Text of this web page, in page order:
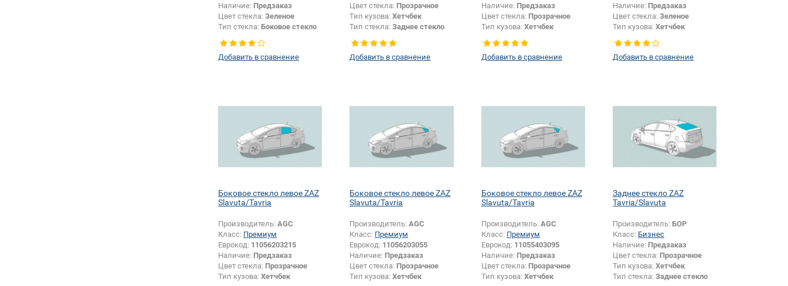
Наличие: Предзаказ
Цвет стекла: Зеленое
Тип стекла: Боковое стекло
Добавить в сравнение
Цвет стекла: Прозрачное
Тип кузова:Хетчбек
Тип стекла:Заднее стекло
Добавить в сравнение
Наличие: Предзаказ
Цвет стекла: Прозрачное
Тип кузова: Хетчбек
левое
Добавить в сравнение
Наличие: Предзаказ
Цвет стекла:Зеленое
Тип кузова:Хетчбек
левое
Добавить в сравнение
Боковое стекло левое ZAZ
Slavuta/Tavria
Производитель: AGC
Класс: Премиум
Еврокод: 11056203215
Наличие: Предзаказ
Цвет стекла: Прозрачное
Тип кузова: Хетчбек
Боковое стекло левое ZAZ
Slavuta/Tavria
Производитель:AGC
Класс: Премиум
Еврокод: 11056203055
Наличие: Предзаказ
Цвет стекла: Прозрачное
Тип кузова:Хетчбек
Боковое стекло левое ZAZ
Slavuta/Tavria
Производитель: AGC
Класс: Премиум
Еврокод: 11055403095
Наличие: Предзаказ
Цвет стекла: Прозрачное
Тип кузова: Хетчбек
Заднее стекло ZAZ
Tavria/Slavuta
Производитель: БОР
Класс: Бизнес
Наличие: Предзаказ
Цвет стекла: Прозрачное
Тип кузова:Хетчбек
Тип стекла:Заднее стекло